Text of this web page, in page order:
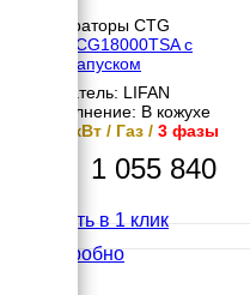
Генераторы CTG
CTG CG18000TSA с
автозапуском
Двигатель: LIFAN
Исполнение: В кожухе
14.5 кВт / Газ / 3 фазы
1 055 840
Купить в 1 клик
Подробно